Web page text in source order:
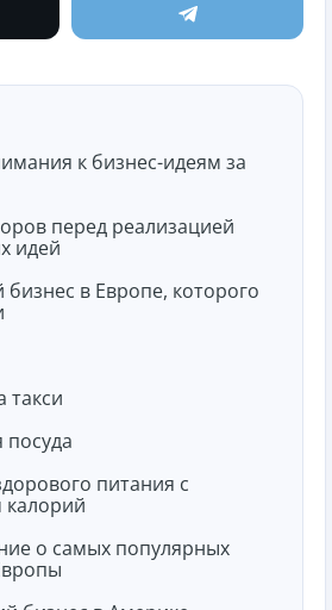
к бизнес-идеям за
перед реализацией
идей
в Европе, которого
такси
питания с
калорий
о самых популярных